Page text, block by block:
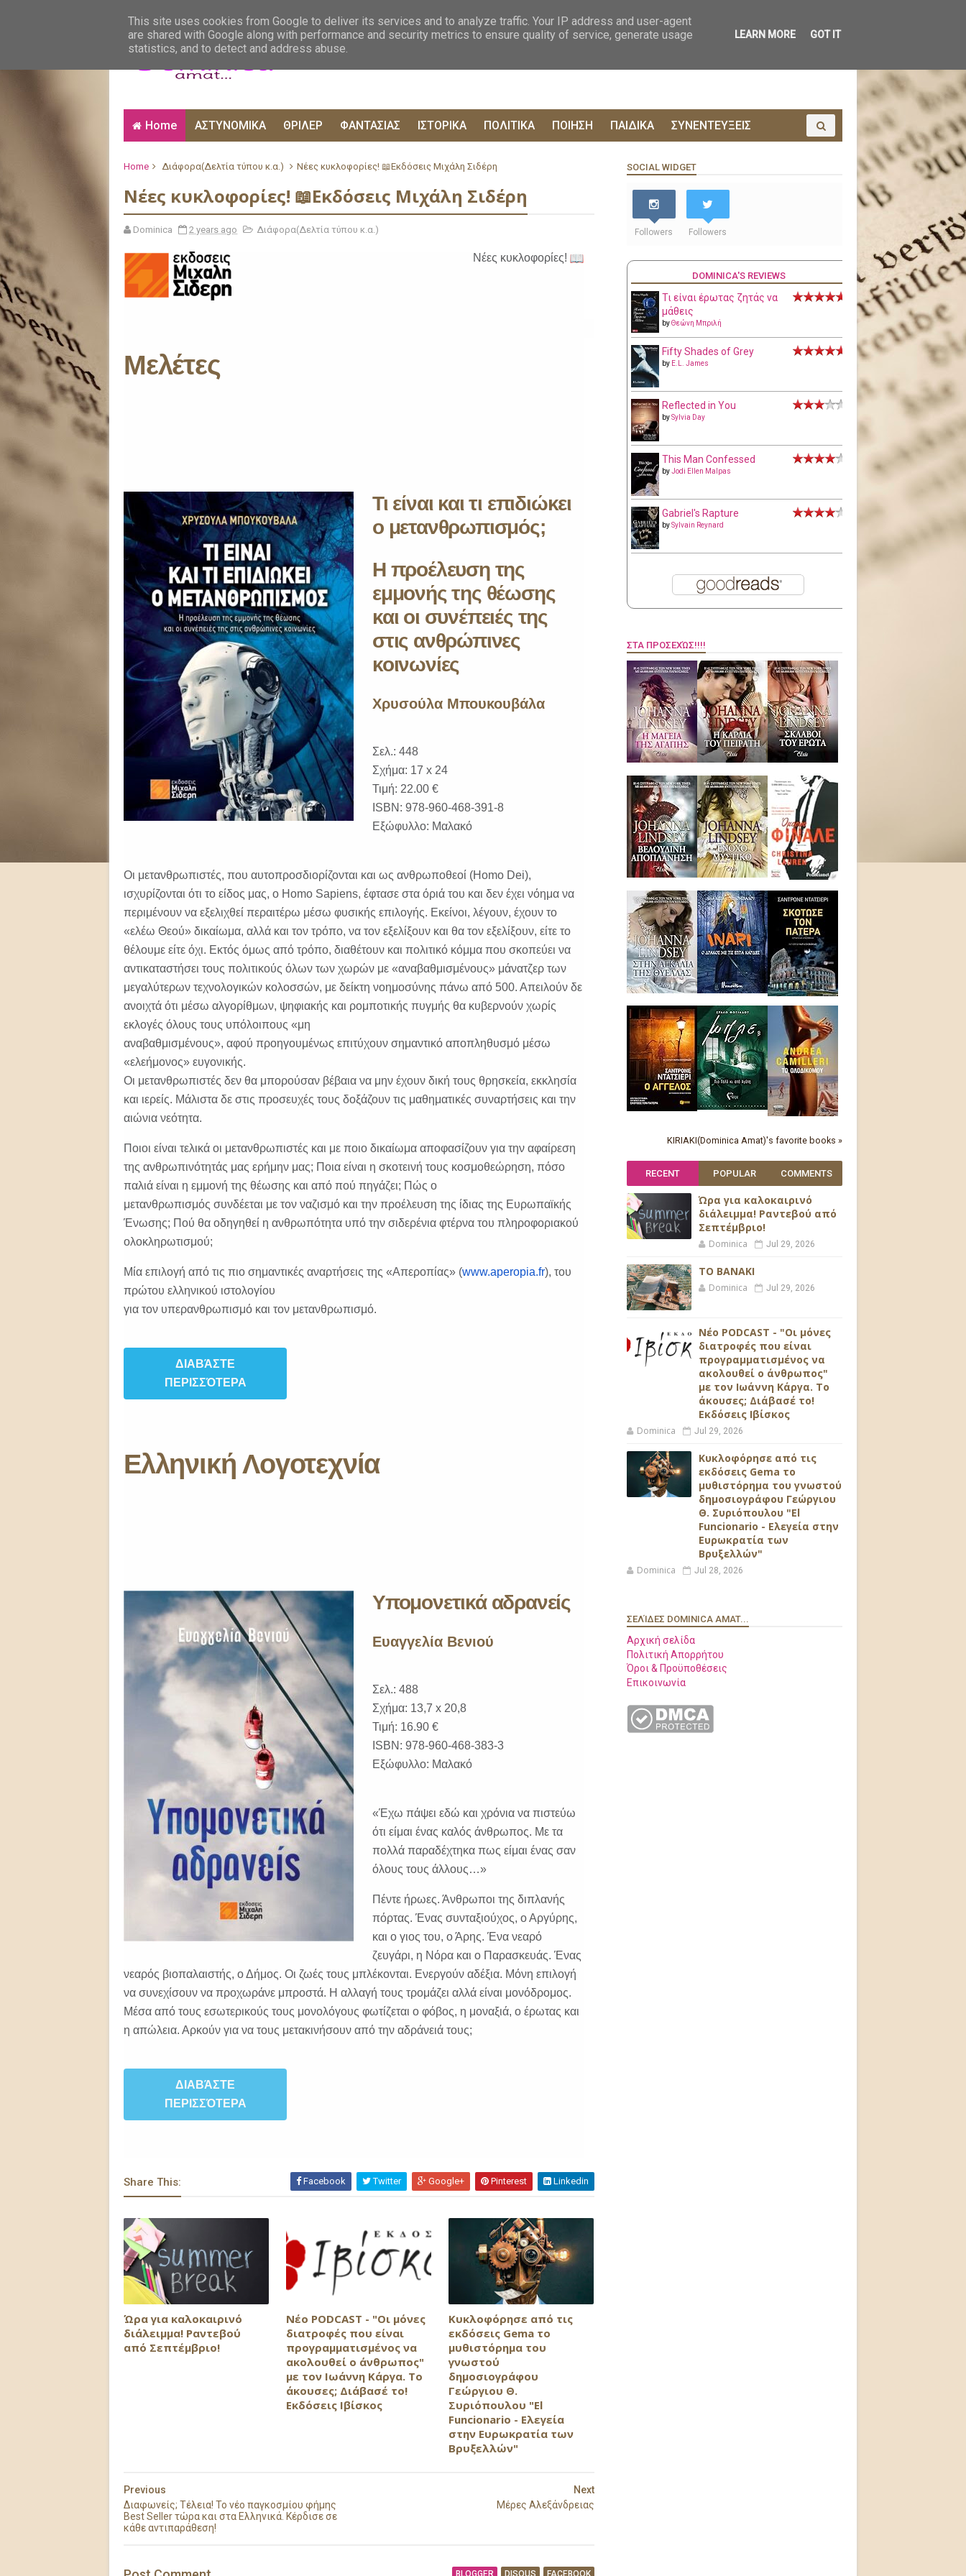
Home ΑΣΤΥΝΟΜΙΚΑ ΘΡΙΛΕΡ ΦΑΝΤΑΣΙΑΣ ΙΣΤΟΡΙΚΑ ΠΟΛΙΤΙΚΑ ΠΟΙΗΣΗ ΠΑΙΔΙΚΑ ΣΥΝΕΝΤΕΥΞΕΙΣ
Home Διάφορα(Δελτία τύπου κ.α.) Νέες κυκλοφορίες! 📖Εκδόσεις Μιχάλη Σιδέρη
Νέες κυκλοφορίες! 📖Εκδόσεις Μιχάλη Σιδέρη
Dominica 2 years ago Διάφορα(Δελτία τύπου κ.α.)
Νέες κυκλοφορίες!
Μελέτες
Τι είναι και τι επιδιώκει
ο μετανθρωπισμός;
Η προέλευση της
εμμονής της θέωσης
και οι συνέπειές της
στις ανθρώπινες
κοινωνίες
Χρυσούλα Μπουκουβάλα
Σελ.: 448
Σχήμα: 17 x 24
Τιμή: 22.00 €
ISBN: 978-960-468-391-8
Εξώφυλλο: Μαλακό
Οι μετανθρωπιστές, που αυτοπροσδιορίζονται και ως ανθρωποθεοί (Homo Dei),
ισχυρίζονται ότι το είδος μας, ο Homo Sapiens, έφτασε στα όριά του και δεν έχει νόημα να
περιμένουν να εξελιχθεί περαιτέρω μέσω φυσικής επιλογής. Εκείνοι, λέγουν, έχουν το
«ελέω Θεού» δικαίωμα, αλλά και τον τρόπο, να τον εξελίξουν και θα τον εξελίξουν, είτε το
θέλουμε είτε όχι. Εκτός όμως από τρόπο, διαθέτουν και πολιτικό κόμμα που σκοπεύει να
αντικαταστήσει τους πολιτικούς όλων των χωρών με «αναβαθμισμένους» μάνατζερ των
μεγαλύτερων τεχνολογικών κολοσσών, με δείκτη νοημοσύνης πάνω από 500. Απειλούν δε
ανοιχτά ότι μέσω αλγορίθμων, ψηφιακής και ρομποτικής πυγμής θα κυβερνούν χωρίς
εκλογές όλους τους υπόλοιπους «μη
αναβαθμισμένους», αφού προηγουμένως επιτύχουν σημαντικό αποπληθυσμό μέσω
«ελεήμονος» ευγονικής.
Οι μετανθρωπιστές δεν θα μπορούσαν βέβαια να μην έχουν δική τους θρησκεία, εκκλησία
και ιερείς. Μάλιστα δε στις προσευχές τους δοξάζουν τις μαθηματικές συναρτήσεις και την
αιώνια νεότητα.
Ποιοι είναι τελικά οι μετανθρωπιστές και με ποιο δικαίωμα αποφασίζουν για την αφαίρεση
της ανθρωπινότητάς μας ερήμην μας; Ποια είναι η σκοτεινή τους κοσμοθεώρηση, πόσο
παλιά είναι η εμμονή της θέωσης και από πού πηγάζει; Πώς ο
μετανθρωπισμός συνδέεται με τον ναζισμό και την προέλευση της ίδιας της Ευρωπαϊκής
Ένωσης; Πού θα οδηγηθεί η ανθρωπότητα υπό την σιδερένια φτέρνα του πληροφοριακού
ολοκληρωτισμού;
Μία επιλογή από τις πιο σημαντικές αναρτήσεις της «Απεροπίας» (www.aperopia.fr), του
πρώτου ελληνικού ιστολογίου
για τον υπερανθρωπισμό και τον μετανθρωπισμό.
ΔΙΑΒΆΣΤΕ
ΠΕΡΙΣΣΌΤΕΡΑ
Eλληνική Λογοτεχνία
Υπομονετικά αδρανείς
Ευαγγελία Βενιού
Σελ.: 488
Σχήμα: 13,7 x 20,8
Τιμή: 16.90 €
ISBN: 978-960-468-383-3
Εξώφυλλο: Μαλακό
«Έχω πάψει εδώ και χρόνια να πιστεύω
ότι είμαι ένας καλός άνθρωπος. Με τα
πολλά παραδέχτηκα πως είμαι ένας σαν
όλους τους άλλους…»
Πέντε ήρωες. Άνθρωποι της διπλανής
πόρτας. Ένας συνταξιούχος, ο Αργύρης,
και ο γιος του, ο Άρης. Ένα νεαρό
ζευγάρι, η Νόρα και ο Παρασκευάς. Ένας
νεαρός βιοπαλαιστής, ο Δήμος. Οι ζωές τους μπλέκονται. Ενεργούν αδέξια. Μόνη επιλογή
να συνεχίσουν να προχωράνε μπροστά. Η αλλαγή τους τρομάζει αλλά είναι μονόδρομος.
Μέσα από τους εσωτερικούς τους μονολόγους φωτίζεται ο φόβος, η μοναξιά, ο έρωτας και
η απώλεια. Αρκούν για να τους μετακινήσουν από την αδράνειά τους;
ΔΙΑΒΆΣΤΕ
ΠΕΡΙΣΣΌΤΕΡΑ
Share This: Facebook Twitter Google+ Pinterest Linkedin
Ώρα για καλοκαιρινό
διάλειμμα! Ραντεβού
από Σεπτέμβριο!
Νέο PODCAST - "Οι μόνες
διατροφές που είναι
προγραμματισμένος να
ακολουθεί ο άνθρωπος"
με τον Ιωάννη Κάργα. Το
άκουσες; Διάβασέ το!
Εκδόσεις Ιβίσκος
Κυκλοφόρησε από τις
εκδόσεις Gema το
μυθιστόρημα του
γνωστού
δημοσιογράφου
Γεώργιου Θ.
Συριόπουλου "El
Funcionario - Ελεγεία
στην Ευρωκρατία των
Βρυξελλών"
Next
Μέρες Αλεξάνδρειας
Previous
Διαφωνείς; Τέλεια! Το νέο παγκοσμίου φήμης
Best Seller τώρα και στα Ελληνικά. Κέρδισε σε
κάθε αντιπαράθεση!
BLOGGER DISQUS FACEBOOK
SOCIAL WIDGET
Followers Followers
DOMINICA'S REVIEWS
Τι είναι έρωτας ζητάς να
μάθεις
byΘεώνη Μπριλή
Fifty Shades of Grey
by E.L. James
Reflected in You
bySylvia Day
This Man Confessed
byJodi Ellen Malpas
Gabriel's Rapture
bySylvain Reynard
ΣΤΑ ΠΡΟΣΕΧΏΣ!!!!
KIRIAKI(Dominica Amat)'s favorite books »
RECENT POPULAR COMMENTS
Ώρα για καλοκαιρινό
διάλειμμα! Ραντεβού από
Σεπτέμβριο!
Dominica Jul 29, 2026
ΤΟ ΒΑΝΑΚΙ
Dominica Jul 29, 2026
Νέο PODCAST - "Οι μόνες
διατροφές που είναι
προγραμματισμένος να
ακολουθεί ο άνθρωπος"
με τον Ιωάννη Κάργα. Το
άκουσες; Διάβασέ το!
Εκδόσεις Ιβίσκος
Dominica Jul 29, 2026
Κυκλοφόρησε από τις
εκδόσεις Gema το
μυθιστόρημα του γνωστού
δημοσιογράφου Γεώργιου
Θ. Συριόπουλου "El
Funcionario - Ελεγεία στην
Ευρωκρατία των
Βρυξελλών"
Dominica Jul 28, 2026
ΣΕΛΊΔΕΣ DOMINICA AMAT...
Αρχική σελίδα
Πολιτική Απορρήτου
Όροι & Προϋποθέσεις
Επικοινωνία
This site uses cookies from Google to deliver its services and to analyze traffic. Your IP address and user-agent
are shared with Google along with performance and security metrics to ensure quality of service, generate usage
statistics, and to detect and address abuse.
LEARN MORE GOT IT